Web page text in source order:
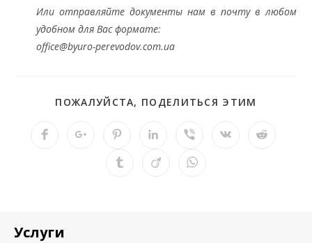
Или отправляйте документы нам в почту в любом
удобном для Вас формате:
office@byuro-perevodov.com.ua
ПОЖАЛУЙСТА, ПОДЕЛИТЬСЯ ЭТИМ
Услуги